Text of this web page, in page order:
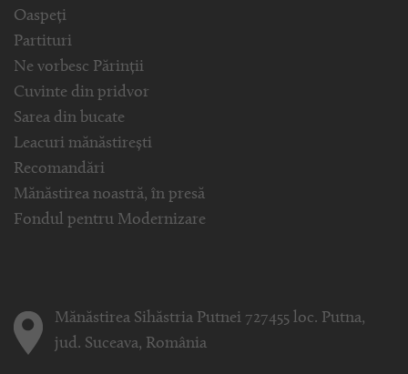
Oaspeți
Partituri
Ne vorbesc Părinții
Cuvinte din pridvor
Sarea din bucate
Leacuri mănăstirești
Recomandări
Mănăstirea noastră, în presă
Fondul pentru Modernizare
Mănăstirea Sihăstria Putnei 727455 loc. Putna,
jud. Suceava, România